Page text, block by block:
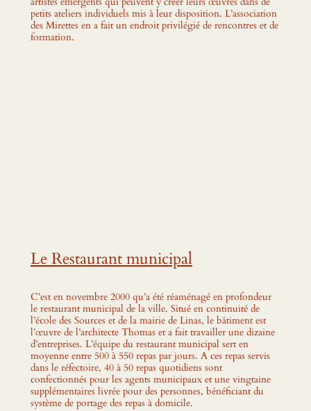
petits ateliers individuels mis à leur disposition. L’association
des Mirettes en a fait un endroit privilégié de rencontres et de
formation.
Le Restaurant municipal
C’est en novembre 2000 qu’a été réaménagé en profondeur
le restaurant municipal de la ville. Situé en continuité de
l’école des Sources et de la mairie de Linas, le bâtiment est
l’œuvre de l’architecte Thomas et a fait travailler une dizaine
d’entreprises. L’équipe du restaurant municipal sert en
moyenne entre 500 à 550 repas par jours. A ces repas servis
dans le réfectoire, 40 à 50 repas quotidiens sont
confectionnés pour les agents municipaux et une vingtaine
supplémentaires livrée pour des personnes, bénéficiant du
système de portage des repas à domicile.